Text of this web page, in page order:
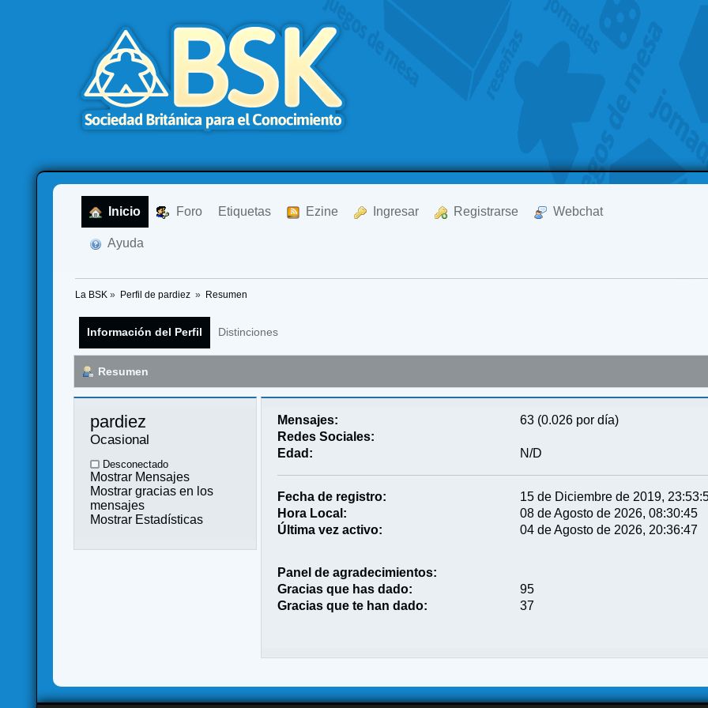
Inicio Foro Etiquetas Ezine Ingresar Registrarse Webchat
Ayuda
La BSK » Perfil de pardiez » Resumen
Información del Perfil Distinciones
Resumen
pardiez
Ocasional
Desconectado
Mostrar Mensajes
Mostrar gracias en los
mensajes
Mostrar Estadísticas
Mensajes:
63 (0.026 por día)
Redes Sociales:
Edad:
N/D
Fecha de registro:
15 de Diciembre de 2019,
Hora Local:
08 de Agosto de 2026, 08:30:45
Última vez activo:
04 de Agosto de 2026, 20:36:47
Panel de agradecimientos:
Gracias que has dado:
95
Gracias que te han dado:
37